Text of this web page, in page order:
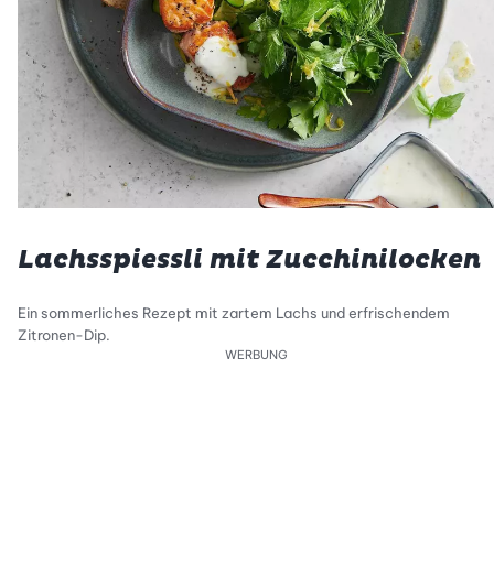
Lachsspiessli mit Zucchinilocken
Ein sommerliches Rezept mit zartem Lachs und erfrischendem
Zitronen-Dip.
WERBUNG